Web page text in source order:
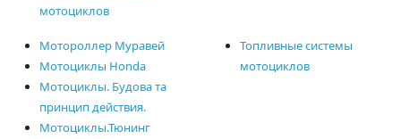
мотоциклов
Мотороллер Муравей
Мотоциклы Honda
Мотоциклы. Будова та
принцип действия.
Мотоциклы.Тюнинг
Топливные системы
мотоциклов